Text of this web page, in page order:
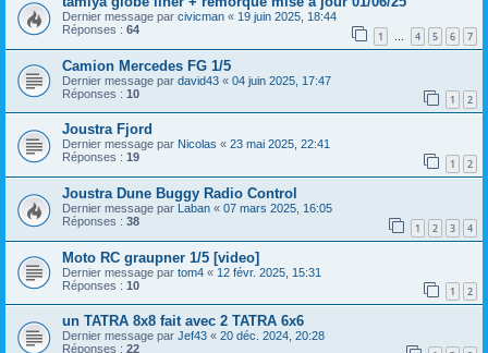
Dernier message par civicman « 19 juin 2025, 18:44
Réponses : 64 1 … 4 5 6 7
Camion Mercedes FG 1/5
Dernier message par david43 « 04 juin 2025, 17:47
Réponses : 10 1 2
Joustra Fjord
Dernier message par Nicolas « 23 mai 2025, 22:41
Réponses : 19 1 2
Joustra Dune Buggy Radio Control
Dernier message par Laban « 07 mars 2025, 16:05
Réponses : 38 1 2 3 4
Moto RC graupner 1/5 [video]
Dernier message par tom4 « 12 févr. 2025, 15:31
Réponses : 10 1 2
un TATRA 8x8 fait avec 2 TATRA 6x6
Dernier message par Jef43 « 20 déc. 2024, 20:28
Réponses : 22